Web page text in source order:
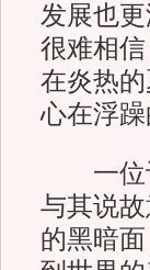
发展也
很难相
在炎热
心在浮躁
一位评
与其说
的黑暗